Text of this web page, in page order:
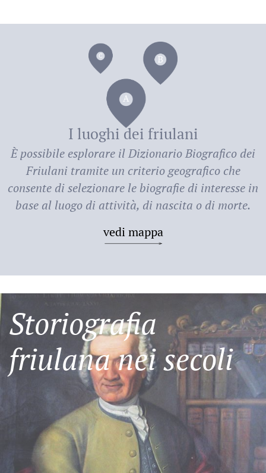
dei
Friulani
I luoghi dei friulani
È possibile esplorare ilDizionario Biografico dei
Friulani tramite un criterio geografico che
consente di selezionare le biografie di interesse in
base al luogo di attività, di nascita o di morte.
vedi mappa
Storiografia
friulana nei secoli